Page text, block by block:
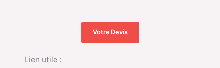
Votre Devis
Lien utile :